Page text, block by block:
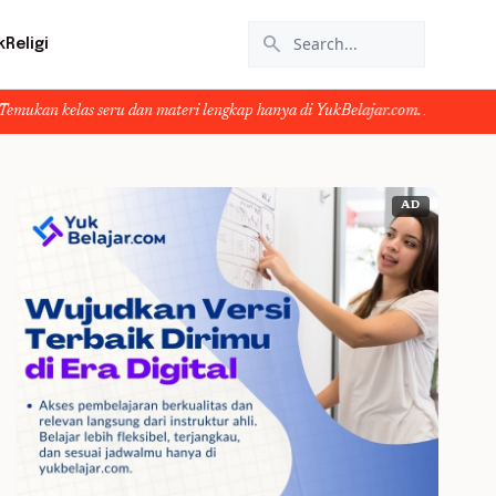
Religi search
dan materi lengkap hanya di YukBelajar.com. Mulai langkah
AD